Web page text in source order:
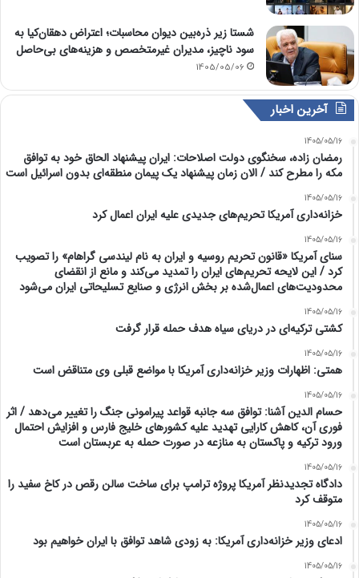
شستا زیر ذره‌بین دیوان محاسبات؛ اعتراض دهقان‌کیا به
سود ناچیز، مدیران غیرمتخصص و هزینه‌های بی‌حاصل
1405/05/06
آخرین اخبار
1405/05/16
رمضان زاده، سخنگوی دولت اصلاحات: ایران پیشنهاد الحاق خود به توافق
مکه را مطرح کند / الان زمان پیشنهاد یک پیمان منطقه‌ای بدون اسرائیل است
1405/05/16
خزانه‌داری آمریکا تحریم‌های جدیدی علیه ایران اعمال کرد
1405/05/16
سنای آمریکا «قانون تحریم روسیه و ایران به نام لیندسی گراهام» را تصویب
کرد / این لایحه تحریم‌های ایران را تمدید می‌کند و مانع از انقضای
محدودیت‌های اعمال‌شده بر بخش انرژی و صنایع تسلیحاتی ایران می‌شود
1405/05/16
کشتی ترکیه‌ای در دریای سیاه هدف حمله قرار گرفت
1405/05/16
همتی: اظهارات وزیر خزانه‌داری آمریکا با مواضع قبلی وی متناقض است
1405/05/16
حسام الدین آشنا: توافق سه جانبه قواعد پیرامونی جنگ را تغییر می‌دهد / اثر
فوری آن، کاهش کارایی تهدید علیه کشور‌های خلیج فارس و افزایش احتمال
ورود ترکیه و پاکستان به منازعه در صورت حمله به عربستان است
1405/05/16
دادگاه تجدیدنظر آمریکا پروژه ترامپ برای ساخت سالن رقص در کاخ سفید را
متوقف کرد
1405/05/16
ادعای وزیر خزانه‌داری آمریکا: به زودی شاهد توافق با ایران خواهیم بود
1405/05/16